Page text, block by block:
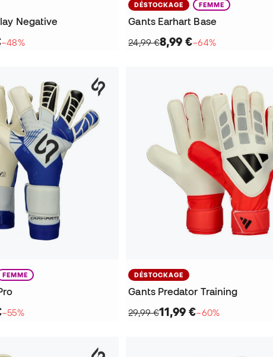
Negative
−48%
DÉSTOCKAGE FEMME
Gants Earhart Base
24,99 €8,99 €−64%
FEMME
−55%
DÉSTOCKAGE
Gants Predator Training
29,99 €11,99 €−60%